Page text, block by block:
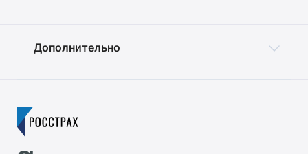
Дополнительно